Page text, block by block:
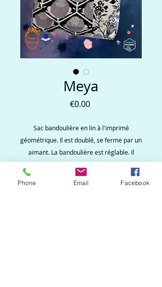
Meya
€0.00Price
Sac bandoulière en lin à l'imprimé
géométrique. Il est doublé, se ferme par un
aimant. La bandoulière est réglable. Il
possède une poche intérieure. Elégant et
stylé, vous le porterez en toutes occasions.
Phone Email Facebook